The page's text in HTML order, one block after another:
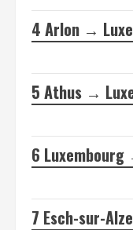
4 Arlon →
5 Athus →
6
7 Esch-sur-